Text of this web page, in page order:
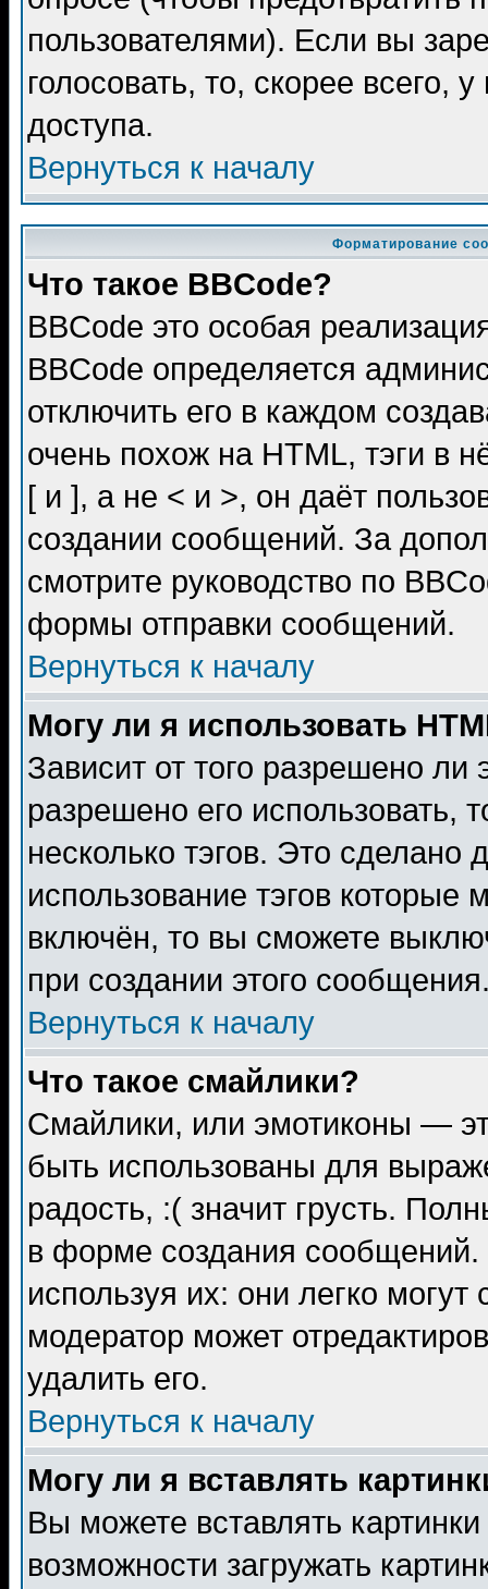
пользователями). Если вы
голосовать, то, скорее всего,
доступа.
Вернуться к началу
Форматирование
Что такое BBCode?
BBCode это особая
BBCode определяется
отключить его в каждом
очень похож на HTML, тэги в
[ и ], а не < и >, он даёт
создании сообщений. За
смотрите руководство по
формы отправки сообщений.
Вернуться к началу
Могу ли я использовать
Зависит от того разрешено
разрешено его использовать,
несколько тэгов. Это сделано
использование тэгов
включён, то вы сможете
при создании этого
Вернуться к началу
Что такое смайлики?
Смайлики, или эмотиконы —
быть использованы для
радость, :( значит грусть.
в форме создания сообщений.
используя их: они легко
модератор может
удалить его.
Вернуться к началу
Могу ли я вставлять
Вы можете вставлять
возможности загружать